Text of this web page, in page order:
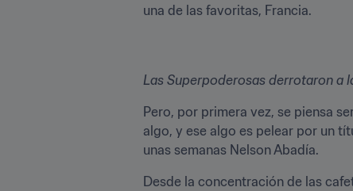
una de las favoritas, Francia.
Las Superpoderosas derrotaron a
Pero, por primera vez, se piensa
algo, y ese algo es pelear por un
unas semanas Nelson Abadía.
Desde la concentración de las